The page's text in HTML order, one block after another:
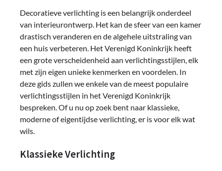
Decoratieve verlichting is een belangrijk onderdeel
van interieurontwerp. Het kan de sfeer van een kamer
drastisch veranderen en de algehele uitstraling van
een huis verbeteren. Het Verenigd Koninkrijk heeft
een grote verscheidenheid aan verlichtingsstijlen, elk
met zijn eigen unieke kenmerken en voordelen. In
deze gids zullen we enkele van de meest populaire
verlichtingsstijlen in het Verenigd Koninkrijk
bespreken. Of u nu op zoek bent naar klassieke,
moderne of eigentijdse verlichting, er is voor elk wat
wils.
Klassieke Verlichting